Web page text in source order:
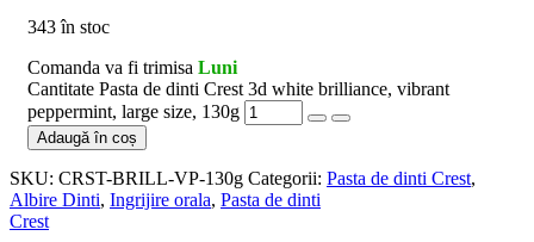
343 în stoc
Comanda va fi trimisa Luni
Cantitate Pasta de dinti Crest 3d white brilliance, vibrant
peppermint, large size, 130g
Adaugă în coș
SKU: CRST-BRILL-VP-130g Categorii: Pasta de dinti Crest,
Albire Dinti, Ingrijire orala, Pasta de dinti
Crest